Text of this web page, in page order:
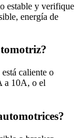
estable y verifique
energía de
caliente o
a 10A, o el